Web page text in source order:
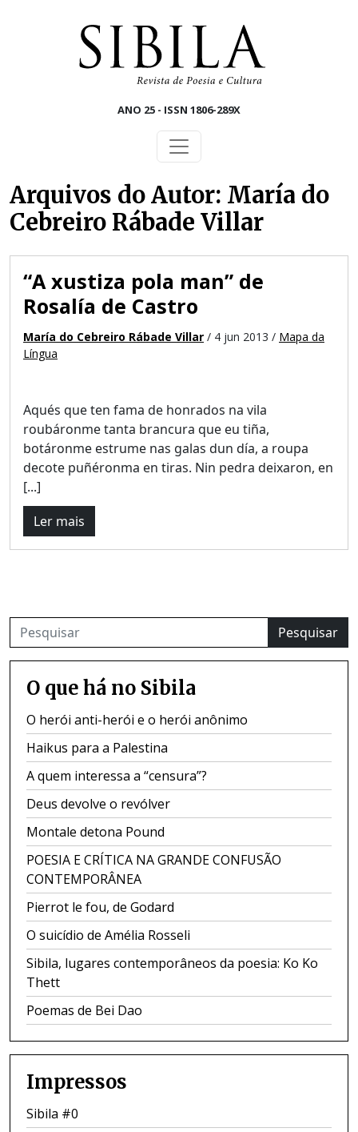
ANO 25 - ISSN 1806-289X
Arquivos do Autor: María do
Cebreiro Rábade Villar
“A xustiza pola man” de
Rosalía de Castro
María do Cebreiro Rábade Villar / 4 jun 2013 / Mapa da
Língua
Aqués que ten fama de honrados na vila
roubáronme tanta brancura que eu tiña,
botáronme estrume nas galas dun día, a roupa
decote puñéronma en tiras. Nin pedra deixaron, en
[...]
Ler mais
Pesquisar
O que há no Sibila
O herói anti-herói e o herói anônimo
Haikus para a Palestina
A quem interessa a “censura”?
Deus devolve o revólver
Montale detona Pound
POESIA E CRÍTICA NA GRANDE CONFUSÃO
CONTEMPORÂNEA
Pierrot le fou, de Godard
O suicídio de Amélia Rosseli
Sibila, lugares contemporâneos da poesia: Ko Ko
Thett
Poemas de Bei Dao
Impressos
Sibila #0